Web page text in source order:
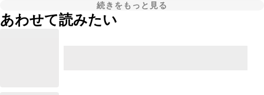
続きをもっと見る
あわせて読みたい